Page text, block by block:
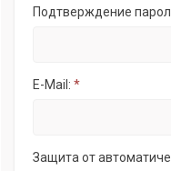
Подтверждение
E-Mail: *
Защита от